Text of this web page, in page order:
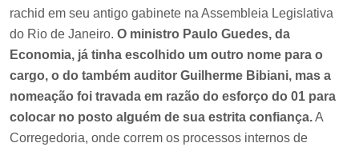
rachid em seu antigo gabinete na Assembleia Legislativa
do Rio de Janeiro. O ministro Paulo Guedes, da
Economia, já tinha escolhido um outro nome para o
cargo, o do também auditor Guilherme Bibiani, mas a
nomeação foi travada em razão do esforço do 01 para
colocar no posto alguém de sua estrita confiança.A
Corregedoria, onde correm os processos internos de